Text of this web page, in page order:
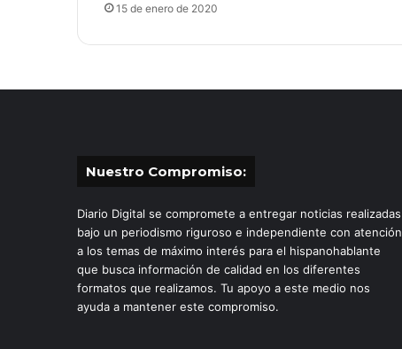
15 de enero de 2020
Nuestro Compromiso:
Diario Digital se compromete a entregar noticias realizadas
bajo un periodismo riguroso e independiente con atención
a los temas de máximo interés para el hispanohablante
que busca información de calidad en los diferentes
formatos que realizamos. Tu apoyo a este medio nos
ayuda a mantener este compromiso.